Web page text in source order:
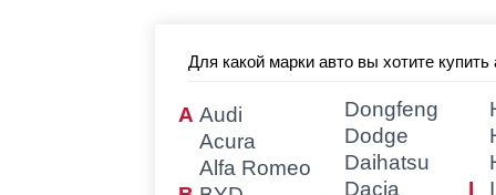
Для какой марки авто вы хотите купить
Audi
Acura
Alfa Romeo
Dongfeng
Dodge
Daihatsu
Dacia